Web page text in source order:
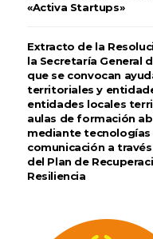
«Activa Startups»
Extracto de la
la Secretaría General
que se convocan
territoriales y
entidades locales
aulas de formación
mediante
comunicación a
del Plan de
Resiliencia